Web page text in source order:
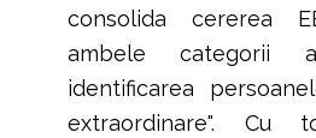
consolida cererea
ambele categorii
identificarea
extraordinare". Cu